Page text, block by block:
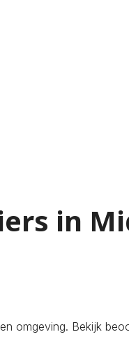
in
en omgeving. Bekijk